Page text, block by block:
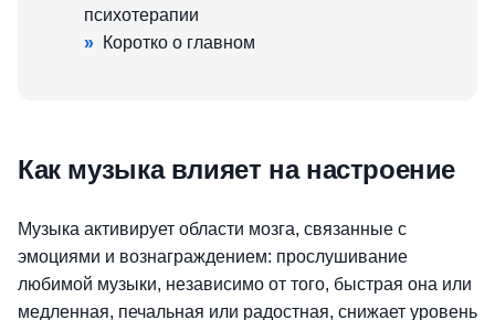
психотерапии
» Коротко о главном
Как музыка влияет на настроение
Музыка активирует области мозга, связанные с
эмоциями и вознаграждением: прослушивание
любимой музыки, независимо от того, быстрая она или
медленная, печальная или радостная, снижает уровень